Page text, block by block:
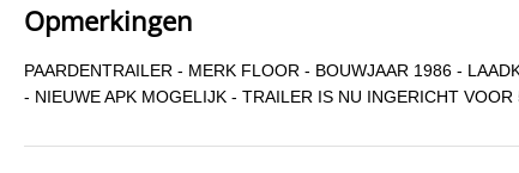
Opmerkingen
PAARDENTRAILER - MERK FLOOR - BOUWJAAR 1986 -
- NIEUWE APK MOGELIJK - TRAILER IS NU INGERICHT